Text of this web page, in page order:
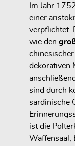
Im Jahr
einer
verpflichtet.
wie den
dekorativen
sind durch
sardinische
ist die
Waffensaal,